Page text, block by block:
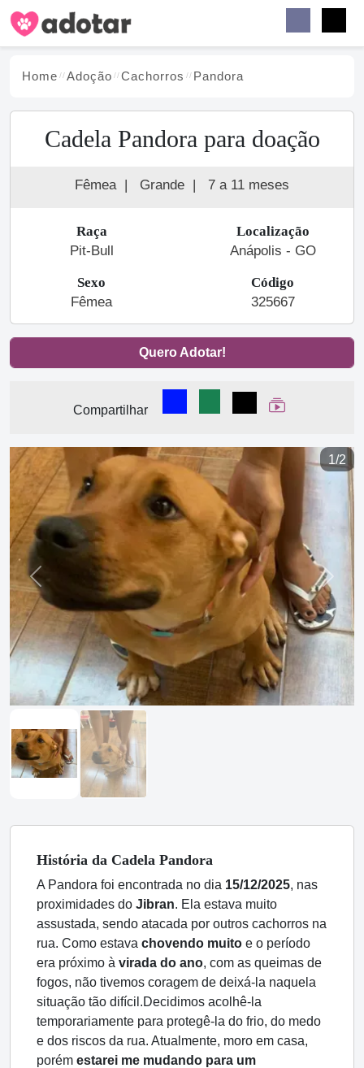
Home Adoção Cachorros Pandora
Cadela Pandora para doação
Fêmea | Grande | 7 a 11 meses
Raça
Pit-Bull
Localização
Anápolis - GO
Sexo
Fêmea
Código
325667
Quero Adotar!
Compartilhar
Compartilhar no Facebook
Compartilhar no
Compartilhar
Ver Web Story
1/2
Previous Next
História da Cadela Pandora
A Pandora foi encontrada no dia 15/12/2025, nas
proximidades do Jibran. Ela estava muito
assustada, sendo atacada por outros cachorros na
rua. Como estava chovendo muito e o período
era próximo à virada do ano, com as queimas de
fogos, não tivemos coragem de deixá-la naquela
situação tão difícil.Decidimos acolhê-la
temporariamente para protegê-la do frio, do medo
e dos riscos da rua. Atualmente, moro em casa,
porém estarei me mudando para um